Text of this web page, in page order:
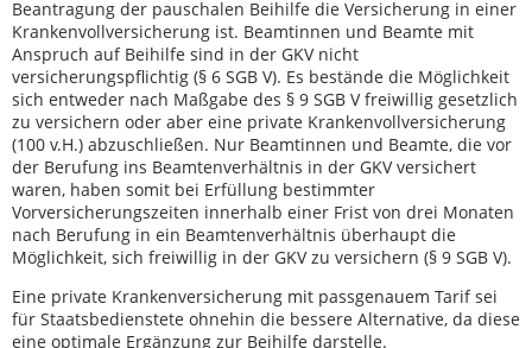
Beantragung der pauschalen Beihilfe die Versicherung in einer
Krankenvollversicherung ist. Beamtinnen und Beamte mit
Anspruch auf Beihilfe sind in der GKV nicht
versicherungspflichtig (§ 6 SGB V). Es bestände die Möglichkeit
sich entweder nach Maßgabe des § 9 SGB V freiwillig gesetzlich
zu versichern oder aber eine private Krankenvollversicherung
(100 v.H.) abzuschließen. Nur Beamtinnen und Beamte, die vor
der Berufung ins Beamtenverhältnis in der GKV versichert
waren, haben somit bei Erfüllung bestimmter
Vorversicherungszeiten innerhalb einer Frist von drei Monaten
nach Berufung in ein Beamtenverhältnis überhaupt die
Möglichkeit, sich freiwillig in der GKV zu versichern (§ 9 SGB V).
Eine private Krankenversicherung mit passgenauem Tarif sei
für Staatsbedienstete ohnehin die bessere Alternative, da diese
eine optimale Ergänzung zur Beihilfe darstelle.